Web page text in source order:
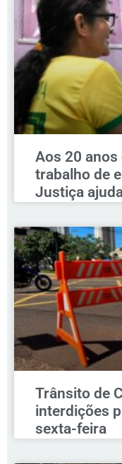
Aos 20 anos
trabalho de
Justiça
Trânsito de
interdições
sexta-feira